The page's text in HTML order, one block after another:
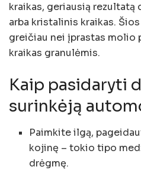
kraikas, geriausią
arba kristalinis kraikas.
greičiau nei įprastas molio
kraikas granulėmis.
Kaip pasidaryti
surinkėją
Paimkite ilgą,
kojinę – tokio tipo
drėgmę.